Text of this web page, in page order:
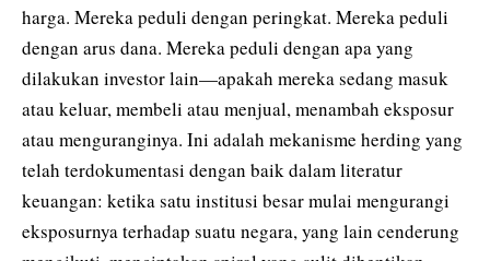
harga. Mereka peduli dengan peringkat. Mereka peduli
dengan arus dana. Mereka peduli dengan apa yang
dilakukan investor lain—apakah mereka sedang masuk
atau keluar, membeli atau menjual, menambah eksposur
atau menguranginya. Ini adalah mekanisme herding yang
telah terdokumentasi dengan baik dalam literatur
keuangan: ketika satu institusi besar mulai mengurangi
eksposurnya terhadap suatu negara, yang lain cenderung